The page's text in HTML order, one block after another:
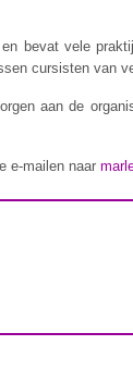
bevat vele
cursisten van
aan de
e-mailen naar